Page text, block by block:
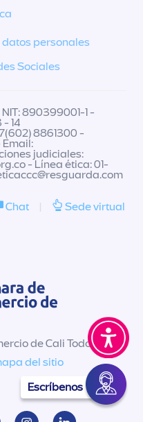
Escríbenos
personales
Sociales
890399001-1 -
14
8861300 -
Email:
judiciales:
- Línea ética: 01-
Chat | Sede virtual
de Cali Todos los
del sitio